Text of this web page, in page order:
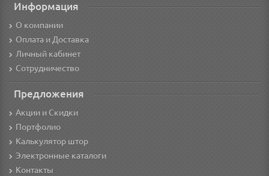
Информация
О компании
Оплата и Доставка
Личный кабинет
Сотрудничество
Предложения
Акции и Скидки
Портфолио
Калькулятор штор
Электронные каталоги
Контакты